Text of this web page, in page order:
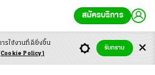
สมัครบริการ
รใช้งานที่ดียิ่งขึ้น
Policy)
รับทราบ